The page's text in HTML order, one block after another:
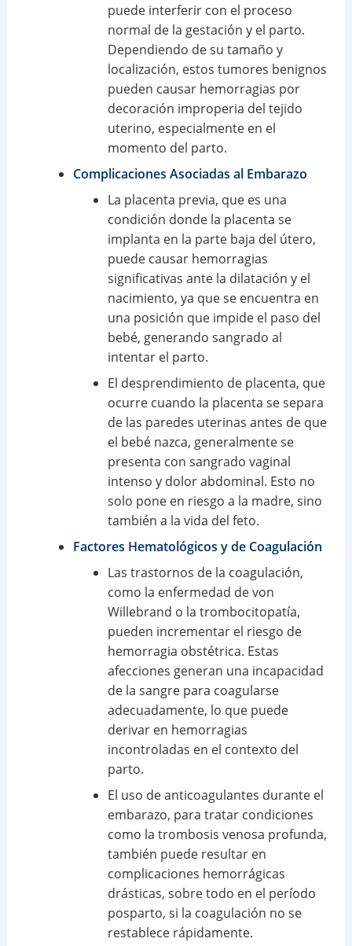
puede interferir con el proceso
normal de la gestación y el parto.
Dependiendo de su tamaño y
localización, estos tumores benignos
pueden causar hemorragias por
decoración improperia del tejido
uterino, especialmente en el
momento del parto.
Complicaciones Asociadas al Embarazo
La placenta previa, que es una
condición donde la placenta se
implanta en la parte baja del útero,
puede causar hemorragias
significativas ante la dilatación y el
nacimiento, ya que se encuentra en
una posición que impide el paso del
bebé, generando sangrado al
intentar el parto.
El desprendimiento de placenta, que
ocurre cuando la placenta se separa
de las paredes uterinas antes de que
el bebé nazca, generalmente se
presenta con sangrado vaginal
intenso y dolor abdominal. Esto no
solo pone en riesgo a la madre, sino
también a la vida del feto.
Factores Hematológicos y de Coagulación
Las trastornos de la coagulación,
como la enfermedad de von
Willebrand o la trombocitopatía,
pueden incrementar el riesgo de
hemorragia obstétrica. Estas
afecciones generan una incapacidad
de la sangre para coagularse
adecuadamente, lo que puede
derivar en hemorragias
incontroladas en el contexto del
parto.
El uso de anticoagulantes durante el
embarazo, para tratar condiciones
como la trombosis venosa profunda,
también puede resultar en
complicaciones hemorrágicas
drásticas, sobre todo en el período
posparto, si la coagulación no se
restablece rápidamente.